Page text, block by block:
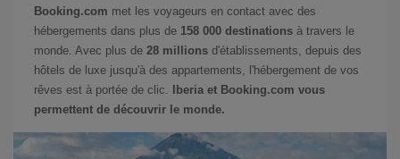
Booking.com met les voyageurs en contact avec des
hébergements dans plus de 158 000 destinations à travers le
monde. Avec plus de 28 millions d'établissements, depuis des
hôtels de luxe jusqu'à des appartements, l'hébergement de vos
rêves est à portée de clic.
Iberia et Booking.com vous
permettent de découvrir le monde.